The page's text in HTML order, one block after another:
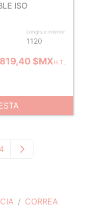
CORREA
ISO
Longitud interior
1120
819,40 $MXH.T.